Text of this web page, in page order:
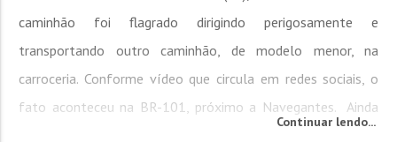
caminhão foi flagrado dirigindo perigosamente e
transportando outro caminhão, de modelo menor, na
carroceria. Conforme vídeo que circula em redes sociais, o
fato aconteceu na BR-101, próximo a Navegantes. Ainda
Continuar lendo...